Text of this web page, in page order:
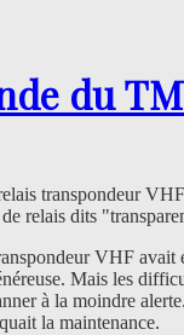
du
transpondeur
relais dits
VHF
Mais les
à la moindre
la maintenance.